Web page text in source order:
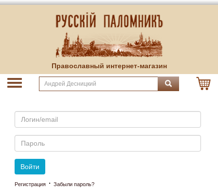
Православный интернет-магазин
Email
Пароль
Войти
Регистрация · Забыли пароль?